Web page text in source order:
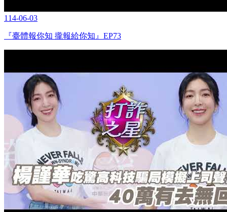
114-06-03
『臺體報你知 攏報給你知』EP73